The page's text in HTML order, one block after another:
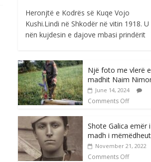
Heronjtë e Kodrës së Kuqe Vojo
Kushi.Lindi në Shkodër në vitin 1918.
nën kujdesin e dajove mbasi prindërit
Një foto me vlerë
madhit Naim
June 14, 2024
Comments Off
Shote Galica emër i
madh i mëmëdheut
November 21, 2022
Comments Off